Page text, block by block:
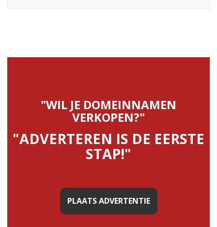
"WIL JE DOMEINNAMEN
VERKOPEN?"
"ADVERTEREN IS DE EERSTE
STAP!"
PLAATS ADVERTENTIE